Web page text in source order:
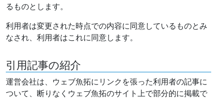
るものとします。
利用者は変更された時点での内容に同意しているものとみ
なされ、利用者はこれに同意します。
引用記事の紹介
運営会社は、ウェブ魚拓にリンクを張った利用者の記事に
ついて、断りなくウェブ魚拓のサイト上で部分的に掲載で